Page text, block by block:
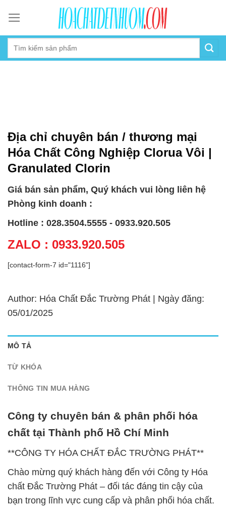
content
Địa chỉ chuyên bán / thương mại
Hóa Chất Công Nghiệp Clorua Vôi |
Granulated Clorin
Giá bán sản phẩm, Quý khách vui lòng liên hệ
Phòng kinh doanh :
Hotline : 028.3504.5555 - 0933.920.505
ZALO : 0933.920.505
[contact-form-7 id="1116"]
Author: Hóa Chất Đắc Trường Phát | Ngày đăng:
05/01/2025
MÔ TẢ
TỪ KHÓA
THÔNG TIN MUA HÀNG
Công ty chuyên bán & phân phối hóa
chất tại Thành phố Hồ Chí Minh
**CÔNG TY HÓA CHẤT ĐẮC TRƯỜNG PHÁT**
Chào mừng quý khách hàng đến với Công ty Hóa
chất Đắc Trường Phát – đối tác đáng tin cậy của
bạn trong lĩnh vực cung cấp và phân phối hóa chất.